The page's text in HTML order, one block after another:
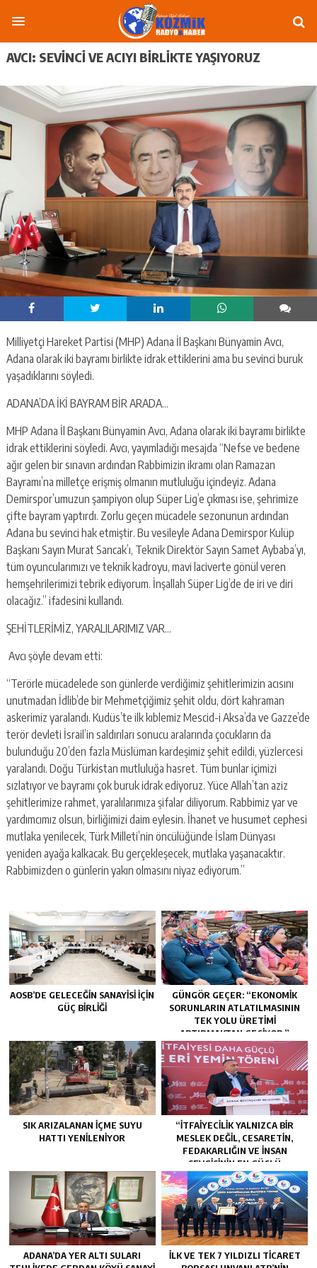
AVCI: SEVINCI VE ACIYI BIRLIKTE YAŞIYORUZ
Milliyetçi Hareket Partisi (MHP) Adana İl Başkanı Bünyamin Avcı,
Adana olarak iki bayramı birlikte idrak ettiklerini ama bu sevinci buruk
yaşadıklarını söyledi.
ADANA’DA İKİ BAYRAM BİR ARADA…
MHP Adana İl Başkanı Bünyamin Avcı, Adana olarak iki bayramı birlikte
idrak ettiklerini söyledi. Avcı, yayımladığı mesajda “Nefse ve bedene
ağır gelen bir sınavın ardından Rabbimizin ikramı olan Ramazan
Bayramı’na milletçe erişmiş olmanın mutluluğu içindeyiz. Adana
Demirspor’umuzun şampiyon olup Süper Lig’e çıkması ise, şehrimize
çifte bayram yaptırdı. Zorlu geçen mücadele sezonunun ardından
Adana bu sevinci hak etmiştir. Bu vesileyle Adana Demirspor Kulüp
Başkanı Sayın Murat Sancak’ı, Teknik Direktör Sayın Samet Aybaba’yı,
tüm oyuncularımızı ve teknik kadroyu, mavi laciverte gönül veren
hemşehrilerimizi tebrik ediyorum. İnşallah Süper Lig’de de iri ve diri
olacağız.” ifadesini kullandı.
ŞEHİTLERİMİZ, YARALILARIMIZ VAR…
Avcı şöyle devam etti:
“Terörle mücadelede son günlerde verdiğimiz şehitlerimizin acısını
unutmadan İdlib’de bir Mehmetçiğimiz şehit oldu, dört kahraman
askerimiz yaralandı. Kudüs’te ilk kıblemiz Mescid-i Aksa’da ve Gazze’de
terör devleti İsrail’in saldırıları sonucu aralarında çocukların da
bulunduğu 20’den fazla Müslüman kardeşimiz şehit edildi, yüzlercesi
yaralandı. Doğu Türkistan mutluluğa hasret. Tüm bunlar içimizi
sızlatıyor ve bayramı çok buruk idrak ediyoruz. Yüce Allah’tan aziz
şehitlerimize rahmet, yaralılarımıza şifalar diliyorum. Rabbimiz yar ve
yardımcımız olsun, birliğimizi daim eylesin. İhanet ve husumet cephesi
mutlaka yenilecek, Türk Milleti’nin öncülüğünde İslam Dünyası
yeniden ayağa kalkacak. Bu gerçekleşecek, mutlaka yaşanacaktır.
Rabbimizden o günlerin yakın olmasını niyaz ediyorum.”
AOSB’DE GELECEĞIN SANAYISI İÇIN
GÜÇ BIRLIĞI
GÜNGÖR GEÇER: “EKONOMIK
SORUNLARIN ATLATILMASININ
TEK YOLU ÜRETIMI
ARTIRMAKTAN GEÇIYOR.”
SIK ARIZALANAN IÇME SUYU
HATTI YENILENIYOR
“İTFAIYECILIK YALNIZCA BIR
MESLEK DEĞIL, CESARETIN,
FEDAKARLIĞIN VE INSAN
SEVGISININ EN GÜÇLÜ
TEMSILIDIR.”
ADANA’DA YER ALTI SULARI
İLK VE TEK 7 YILDIZLI TİCARET